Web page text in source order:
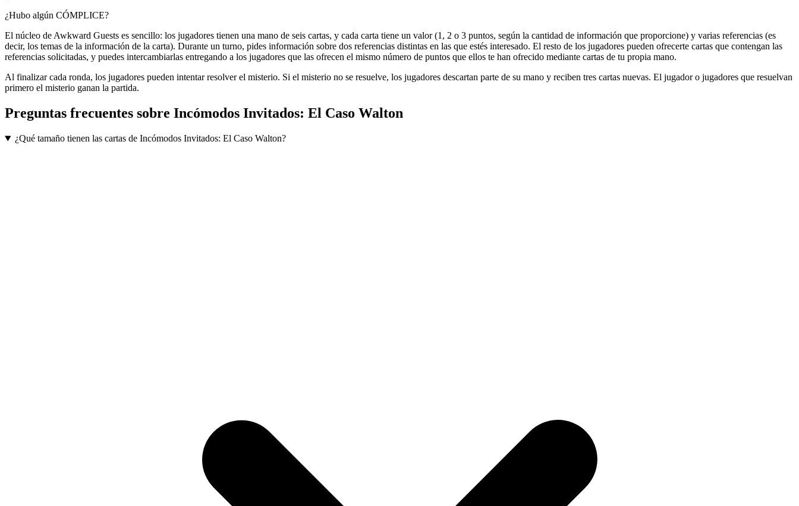
¿Hubo algún CÓMPLICE?
El núcleo de Awkward Guests es sencillo: los jugadores tienen una mano de seis cartas, y cada carta tiene un valor (1, 2 o 3 puntos, según la cantidad de información que proporcione) y varias referencias (es
decir, los temas de la información de la carta). Durante un turno, pides información sobre dos referencias distintas en las que estés interesado. El resto de los jugadores pueden ofrecerte cartas que contengan las
referencias solicitadas, y puedes intercambiarlas entregando a los jugadores que las ofrecen el mismo número de puntos que ellos te han ofrecido mediante cartas de tu propia mano.
Al finalizar cada ronda, los jugadores pueden intentar resolver el misterio. Si el misterio no se resuelve, los jugadores descartan parte de su mano y reciben tres cartas nuevas. El jugador o jugadores que resuelvan
primero el misterio ganan la partida.
Preguntas frecuentes sobre Incómodos Invitados: El Caso Walton
¿Qué tamaño tienen las cartas de Incómodos Invitados: El Caso Walton?